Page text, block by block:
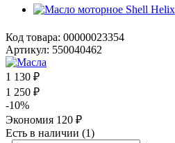
Код товара: 00000023354
Артикул: 550040462
1 130 ₽
1 250 ₽
-10%
Экономия 120 ₽
Есть в наличии (1)